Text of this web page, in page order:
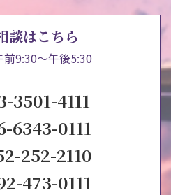
談はこちら
9:30～午後5:30
3501-4111
6343-0111
252-2110
473-0111